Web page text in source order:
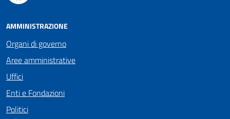
AMMINISTRAZIONE
Organi di governo
Aree amministrative
Uffici
Enti e Fondazioni
Politici